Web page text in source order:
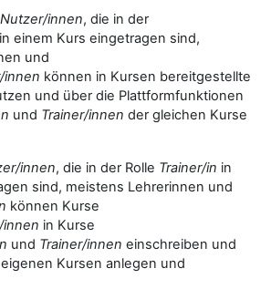
Nutzer/innen, die in der
in einem Kurs eingetragen sind,
und
innen können in Kursen bereitgestellte
und über die Plattformfunktionen
und Trainer/innen der gleichen Kurse
innen, die in der Rolle Trainer/in in
sind, meistens Lehrerinnen und
können Kurse
in Kurse
und Trainer/innen einschreiben und
Kursen anlegen und